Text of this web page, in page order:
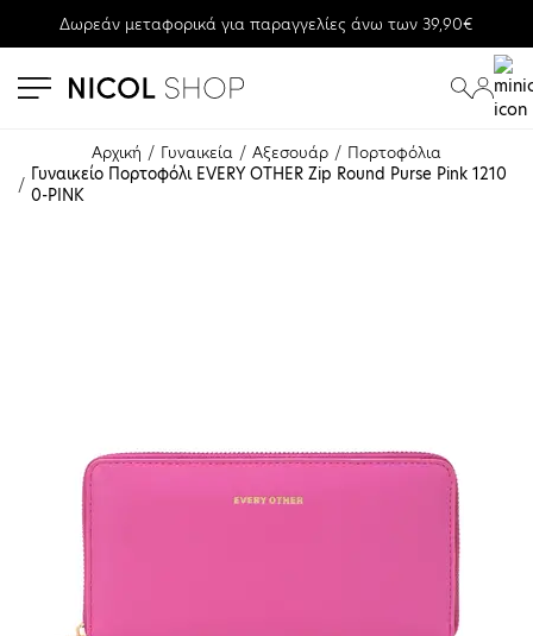
Δωρεάν μεταφορικά για παραγγελίες άνω των 39,90€
Αρχική Γυναικεία Αξεσουάρ
Πορτοφόλια
Γυναικείο Πορτοφόλι EVERY OTHER Zip Round Purse Pink 1210
0-PINK